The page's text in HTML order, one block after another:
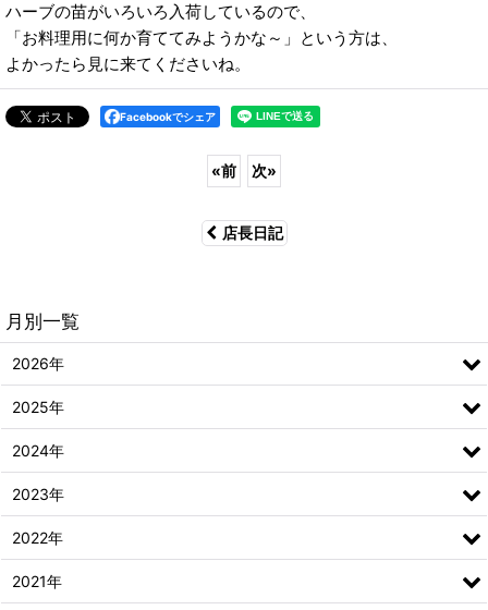
ハーブの苗がいろいろ入荷しているので、
「お料理用に何か育ててみようかな～」という方は、
よかったら見に来てくださいね。
Facebookでシェア
«前 次»
店長日記
月別一覧
2026年
2025年
2024年
2023年
2022年
2021年